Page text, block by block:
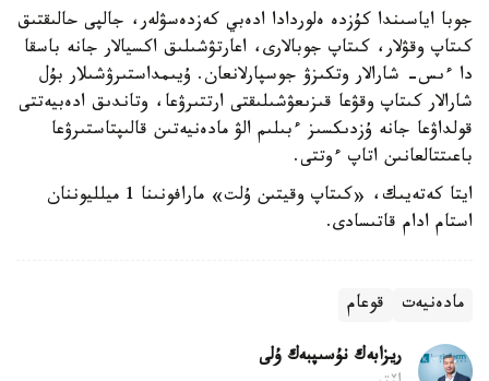
جوبا اياسىندا كۇزدە ەلوردادا ادەبي كەزدەسۋلەر، جالپى حالىقتىق
كىتاپ وقۋلار، كىتاپ جوبالارى، اعارتۋشىلىق اكسيالار جانە باسقا
دا ءىس- شارالار وتكىزۋ جوسپارلانعان. ۇيىمداستىرۋشىلار بۇل
شارالار كىتاپ وقۋعا قىزىعۋشىلىقتى ارتتىرۋعا، وتاندىق ادەبيەتتى
قولداۋعا جانە ۇزدىكسىز ءبىلىم الۋ مادەنيەتىن قالىپتاستىرۋعا
باعىتتالعانىن اتاپ ءوتتى.
ايتا كەتەيىك، «كىتاپ وقيتىن ۇلت» مارافونىنا 1 ميلليوننان
استام ادام قاتىسادى.
مادەنيەت قوعام
ريزابەك نۇسىپبەك ۇلى